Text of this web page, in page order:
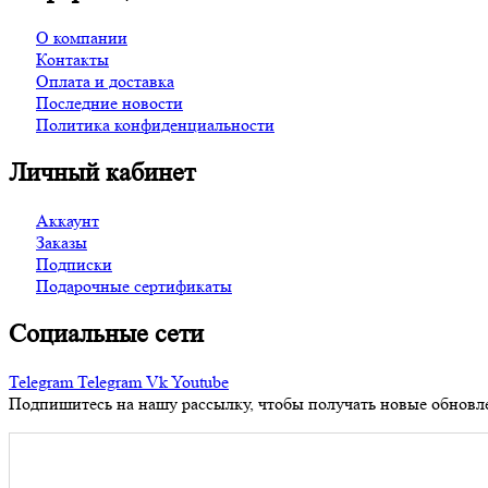
О компании
Контакты
Оплата и доставка
Последние новости
Политика конфиденциальности
Личный кабинет
Аккаунт
Заказы
Подписки
Подарочные сертификаты
Социальные сети
Telegram Telegram VkYoutube
Подпишитесь на нашу рассылку, чтобы получать новые